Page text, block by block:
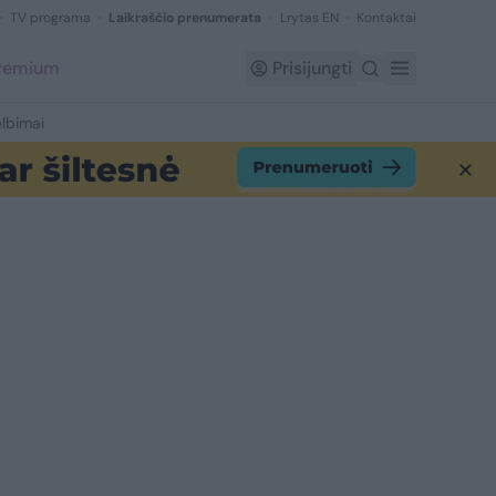
TV programa Laikraščio prenumerata Lrytas EN Kontaktai
Prisijungti